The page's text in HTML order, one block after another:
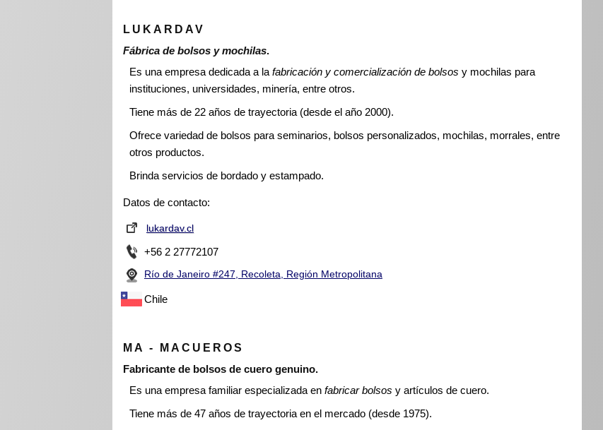
LUKARDAV
Fábrica de bolsos y mochilas.
Es una empresa dedicada a la fabricación y comercialización de bolsos y mochilas para
instituciones, universidades, minería, entre otros.
Tiene más de 22 años de trayectoria (desde el año 2000).
Ofrece variedad de bolsos para seminarios, bolsos personalizados, mochilas, morrales, entre
otros productos.
Brinda servicios de bordado y estampado.
Datos de contacto:
lukardav.cl
+56 2 27772107
Río de Janeiro #247, Recoleta, Región Metropolitana
Chile
MA - MACUEROS
Fabricante de bolsos de cuero genuino.
Es una empresa familiar especializada en fabricar bolsos y artículos de cuero.
Tiene más de 47 años de trayectoria en el mercado (desde 1975).